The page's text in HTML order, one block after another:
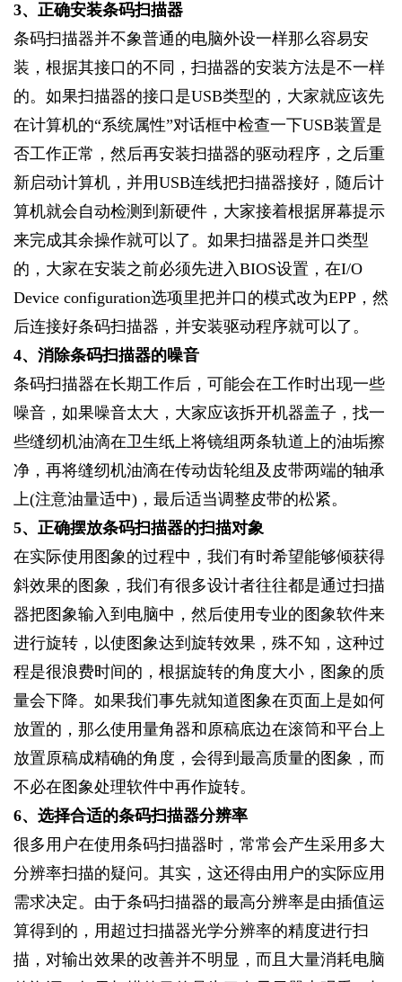
3、正确安装条码扫描器
条码扫描器并不象普通的电脑外设一样那么容易安
装，根据其接口的不同，扫描器的安装方法是不一样
的。如果扫描器的接口是USB类型的，大家就应该先
在计算机的“系统属性”对话框中检查一下USB装置是
否工作正常，然后再安装扫描器的驱动程序，之后重
新启动计算机，并用USB连线把扫描器接好，随后计
算机就会自动检测到新硬件，大家接着根据屏幕提示
来完成其余操作就可以了。如果扫描器是并口类型
的，大家在安装之前必须先进入BIOS设置，在I/O
Device configuration选项里把并口的模式改为EPP，然
后连接好条码扫描器，并安装驱动程序就可以了。
4、消除条码扫描器的噪音
条码扫描器在长期工作后，可能会在工作时出现一些
噪音，如果噪音太大，大家应该拆开机器盖子，找一
些缝纫机油滴在卫生纸上将镜组两条轨道上的油垢擦
净，再将缝纫机油滴在传动齿轮组及皮带两端的轴承
上(注意油量适中)，最后适当调整皮带的松紧。
5、正确摆放条码扫描器的扫描对象
在实际使用图象的过程中，我们有时希望能够倾获得
斜效果的图象，我们有很多设计者往往都是通过扫描
器把图象输入到电脑中，然后使用专业的图象软件来
进行旋转，以使图象达到旋转效果，殊不知，这种过
程是很浪费时间的，根据旋转的角度大小，图象的质
量会下降。如果我们事先就知道图象在页面上是如何
放置的，那么使用量角器和原稿底边在滚筒和平台上
放置原稿成精确的角度，会得到最高质量的图象，而
不必在图象处理软件中再作旋转。
6、选择合适的条码扫描器分辨率
很多用户在使用条码扫描器时，常常会产生采用多大
分辨率扫描的疑问。其实，这还得由用户的实际应用
需求决定。由于条码扫描器的最高分辨率是由插值运
算得到的，用超过扫描器光学分辨率的精度进行扫
描，对输出效果的改善并不明显，而且大量消耗电脑